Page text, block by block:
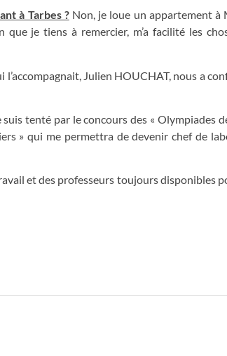
à Tarbes ?Non, je loue un appartement à
je tiens à remercier, m’a facilité les
l’accompagnait, Julien HOUCHAT, nous a
tenté par le concours des « Olympiades
» qui me permettra de devenir chef de
et des professeurs toujours disponibles